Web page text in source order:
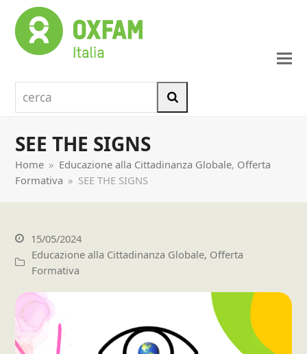
cerca
SEE THE SIGNS
Home » Educazione alla Cittadinanza Globale, Offerta
Formativa » SEE THE SIGNS
15/05/2024
Educazione alla Cittadinanza Globale, Offerta
Formativa